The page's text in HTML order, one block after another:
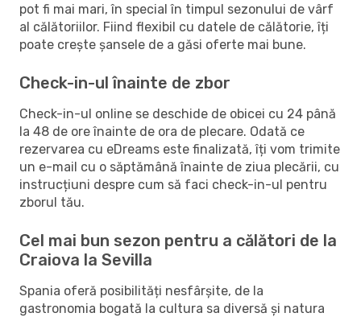
pot fi mai mari, în special în timpul sezonului de vârf
al călătoriilor. Fiind flexibil cu datele de călătorie, îți
poate crește șansele de a găsi oferte mai bune.
Check-in-ul înainte de zbor
Check-in-ul online se deschide de obicei cu 24 până
la 48 de ore înainte de ora de plecare. Odată ce
rezervarea cu eDreams este finalizată, îți vom trimite
un e-mail cu o săptămână înainte de ziua plecării, cu
instrucțiuni despre cum să faci check-in-ul pentru
zborul tău.
Cel mai bun sezon pentru a călători de la
Craiova la Sevilla
Spania oferă posibilități nesfârșite, de la
gastronomia bogată la cultura sa diversă și natura